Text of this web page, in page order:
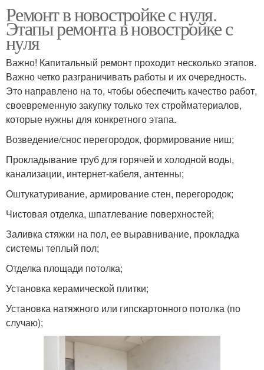
Ремонт в новостройке с нуля.
Этапы ремонта в новостройке с
нуля
Важно! Капитальный ремонт проходит несколько этапов.
Важно четко разграничивать работы и их очередность.
Это направлено на то, чтобы обеспечить качество работ,
своевременную закупку только тех стройматериалов,
которые нужны для конкретного этапа.
Возведение/снос перегородок, формирование ниш;
Прокладывание труб для горячей и холодной воды,
канализации, интернет-кабеля, антенны;
Оштукатуривание, армирование стен, перегородок;
Чистовая отделка, шпатлевание поверхностей;
Заливка стяжки на пол, ее выравнивание, прокладка
системы теплый пол;
Отделка площади потолка;
Установка керамической плитки;
Установка натяжного или гипскартонного потолка (по
случаю);